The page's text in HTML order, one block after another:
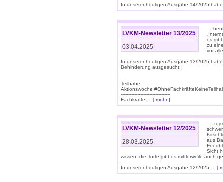
In unserer heutigen Ausgabe 14/2025
LVKM-Newsletter 13/2025
03.04.2025
…
es gibt
zu
vor
In unserer heutigen Ausgabe 13/2025
Behinderung ausgesucht:
Teilhabe
Aktionswoche
---------------------------------
Fachkräfte ... [ mehr]
LVKM-Newsletter 12/2025
28.03.2025
…
aus
Sicht
wissen: die Torte gibt es mittlerweile auch
In unserer heutigen Ausgabe 12/2025 ... [